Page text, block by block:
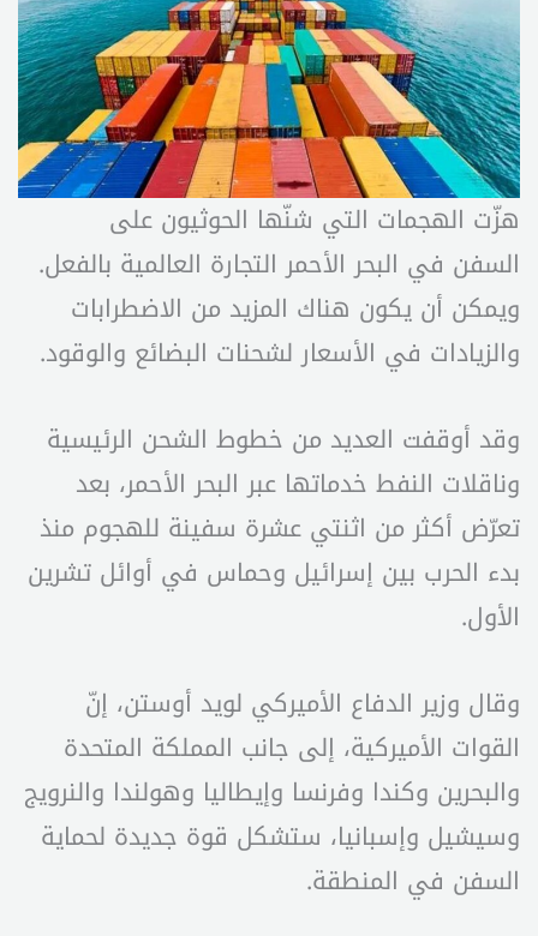
هزّت الهجمات التي شنّها الحوثيون على
السفن في البحر الأحمر التجارة العالمية بالفعل.
ويمكن أن يكون هناك المزيد من الاضطرابات
والزيادات في الأسعار لشحنات البضائع والوقود.
وقد أوقفت العديد من خطوط الشحن الرئيسية
وناقلات النفط خدماتها عبر البحر الأحمر، بعد
تعرّض أكثر من اثنتي عشرة سفينة للهجوم منذ
بدء الحرب بين إسرائيل وحماس في أوائل تشرين
الأول.
وقال وزير الدفاع الأميركي لويد أوستن، إنّ
القوات الأميركية، إلى جانب المملكة المتحدة
والبحرين وكندا وفرنسا وإيطاليا وهولندا والنرويج
وسيشيل وإسبانيا، ستشكل قوة جديدة لحماية
السفن في المنطقة.